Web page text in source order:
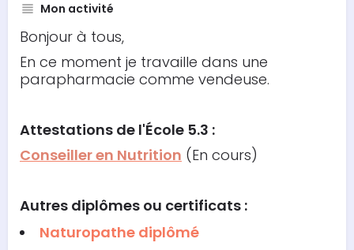
Mon activité
Bonjour à tous,
En ce moment je travaille dans une
parapharmacie comme vendeuse.
Attestations de l'École 5.3 :
Conseiller en Nutrition (En cours)
Autres diplômes ou certificats :
Naturopathe diplômé